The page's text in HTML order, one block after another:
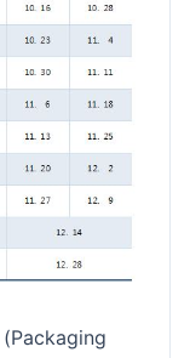
(Packaging